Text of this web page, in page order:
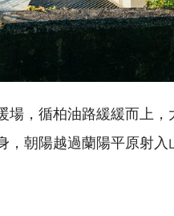
場，循柏油路緩緩而上
，朝陽越過蘭陽平原射